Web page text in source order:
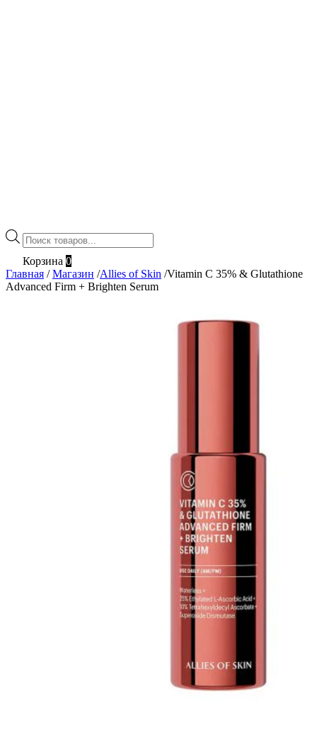
Поиск
товаров
Корзина 0
Главная / Магазин /Allies of Skin /Vitamin C 35% & Glutathione
Advanced Firm + Brighten Serum